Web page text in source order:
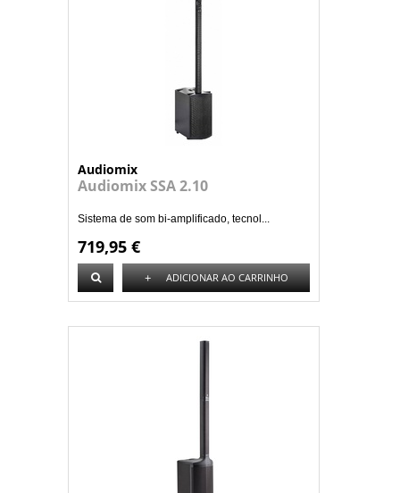
Audiomix
Audiomix SSA 2.10
Sistema de som bi-amplificado, tecnol...
719,95 €
+ ADICIONAR AO CARRINHO